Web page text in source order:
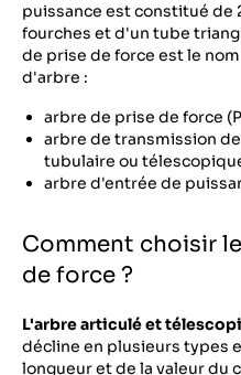
puissance est constitué de
fourches et d'un tube
de prise de force est le
d'arbre :
arbre de prise de force
arbre de transmission
tubulaire ou
arbre d'entrée de
Comment choisir
de force ?
L'arbre articulé et
décline en plusieurs types
longueur et de la valeur du